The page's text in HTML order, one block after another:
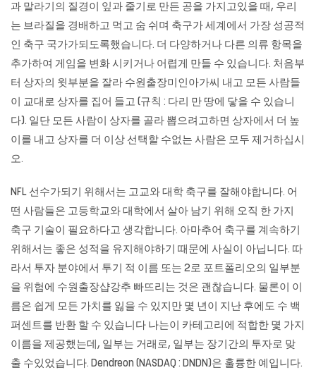
과 말라기의 질경이 잎과 줄기로 만든 공을 가지고있을 때, 우리
는 브라질을 경배하고 먹고 숨 쉬며 축구가 세계에서 가장 성공적
인 축구 국가가되도록했습니다. 더 다양하거나 다른 의류 항목을
추가하여 게임을 변화 시키거나 어렵게 만들 수 있습니다. 처음부
터 상자의 윗부분을 잘라 수원출장미인아가씨 내고 모든 사람들
이 교대로 상자를 집어 들고 (규칙 : 다리 만 땅에 닿을 수 있습니
다). 일단 모든 사람이 상자를 골라 뽑으려고하면 상자에서 더 높
이를 내고 상자를 더 이상 선택할 수없는 사람은 모두 제거하십시
오.
NFL 선수가되기 위해서는 고교와 대학 축구를 잘해야합니다. 어
떤 사람들은 고등학교와 대학에서 살아 남기 위해 오직 한 가지
축구 기술이 필요하다고 생각합니다. 아마추어 축구를 계속하기
위해서는 좋은 성적을 유지해야하기 때문에 사실이 아닙니다. 따
라서 투자 분야에서 투기 적 이름 또는 2로 포트폴리오의 일부분
을 위험에 수원출장샵강추 빠뜨리는 것은 괜찮습니다. 물론이 이
름은 쉽게 모든 가치를 잃을 수 있지만 몇 년이 지난 후에도 수 백
퍼센트를 반환 할 수 있습니다 나는이 카테고리에 적합한 몇 가지
이름을 제공했는데, 일부는 거래로, 일부는 장기간의 투자로 맞
출 수있었습니다. Dendreon (NASDAQ : DNDN)은 훌륭한 예입니다.